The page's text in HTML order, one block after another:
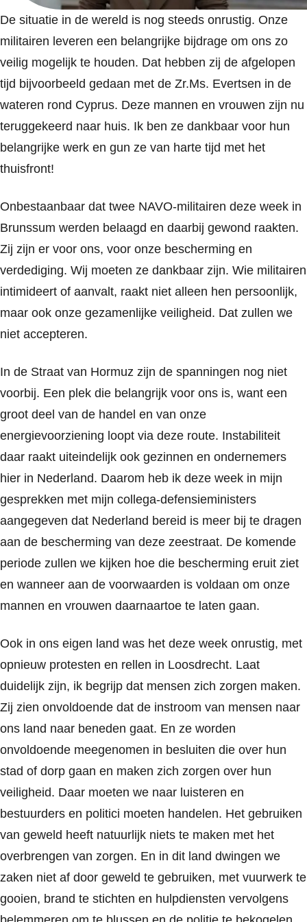
De situatie in de wereld is nog steeds onrustig. Onze
militairen leveren een belangrijke bijdrage om ons zo
veilig mogelijk te houden. Dat hebben zij de afgelopen
tijd bijvoorbeeld gedaan met de Zr.Ms. Evertsen in de
wateren rond Cyprus. Deze mannen en vrouwen zijn nu
teruggekeerd naar huis. Ik ben ze dankbaar voor hun
belangrijke werk en gun ze van harte tijd met het
thuisfront!
Onbestaanbaar dat twee NAVO-militairen deze week in
Brunssum werden belaagd en daarbij gewond raakten.
Zij zijn er voor ons, voor onze bescherming en
verdediging. Wij moeten ze dankbaar zijn. Wie militairen
intimideert of aanvalt, raakt niet alleen hen persoonlijk,
maar ook onze gezamenlijke veiligheid. Dat zullen we
niet accepteren.
In de Straat van Hormuz zijn de spanningen nog niet
voorbij. Een plek die belangrijk voor ons is, want een
groot deel van de handel en van onze
energievoorziening loopt via deze route. Instabiliteit
daar raakt uiteindelijk ook gezinnen en ondernemers
hier in Nederland. Daarom heb ik deze week in mijn
gesprekken met mijn collega-defensieministers
aangegeven dat Nederland bereid is meer bij te dragen
aan de bescherming van deze zeestraat. De komende
periode zullen we kijken hoe die bescherming eruit ziet
en wanneer aan de voorwaarden is voldaan om onze
mannen en vrouwen daarnaartoe te laten gaan.
Ook in ons eigen land was het deze week onrustig, met
opnieuw protesten en rellen in Loosdrecht. Laat
duidelijk zijn, ik begrijp dat mensen zich zorgen maken.
Zij zien onvoldoende dat de instroom van mensen naar
ons land naar beneden gaat. En ze worden
onvoldoende meegenomen in besluiten die over hun
stad of dorp gaan en maken zich zorgen over hun
veiligheid. Daar moeten we naar luisteren en
bestuurders en politici moeten handelen. Het gebruiken
van geweld heeft natuurlijk niets te maken met het
overbrengen van zorgen. En in dit land dwingen we
zaken niet af door geweld te gebruiken, met vuurwerk te
gooien, brand te stichten en hulpdiensten vervolgens